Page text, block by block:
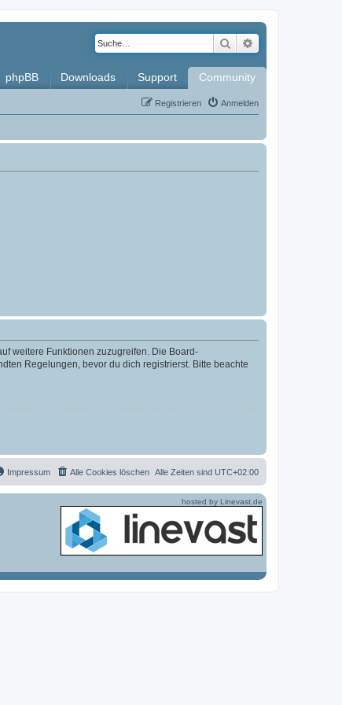
Suche
phpBB Downloads Support Community
Anmelden
Registrieren
weitere Funktionen zuzugreifen. Die Board-
Regelungen, bevor du dich registrierst. Bitte beachte
Alle Zeiten sind UTC+02:00
Alle Cookies löschen
Impressum
hosted by Linevast.de